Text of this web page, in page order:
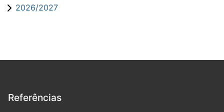
2026/2027
Referências